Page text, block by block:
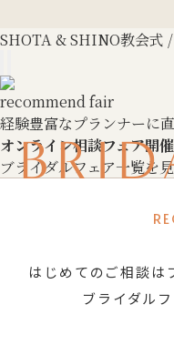
SHOTA & SHINO教会式
recommend fair
経験豊富なプランナーに
オンライン相談フェア開
ブライダルフェア一覧を
はじめてのご相談は
ブライダル